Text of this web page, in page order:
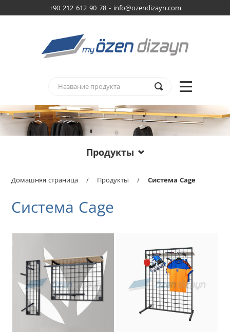
+90 212 612 90 78 - info@ozendizayn.com
Продукты
Домашняя страница / Продукты / Система Cage
Система Cage